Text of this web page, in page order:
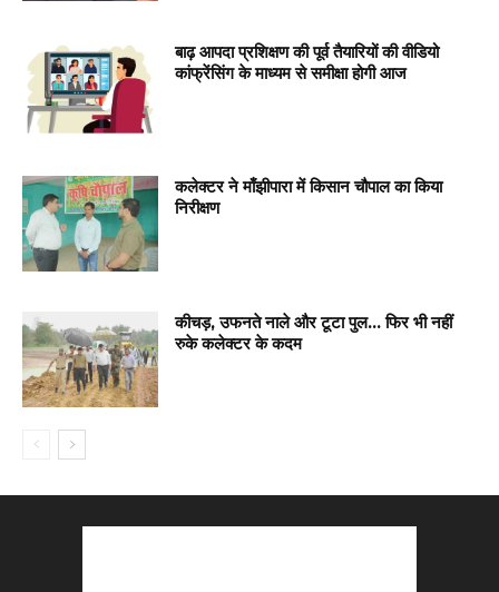
बाढ़ आपदा प्रशिक्षण की पूर्व तैयारियों की वीडियो
कांफ्रेंसिंग के माध्यम से समीक्षा होगी आज
कलेक्टर ने माँझीपारा में किसान चौपाल का किया
निरीक्षण
कीचड़, उफनते नाले और टूटा पुल… फिर भी नहीं
रुके कलेक्टर के कदम